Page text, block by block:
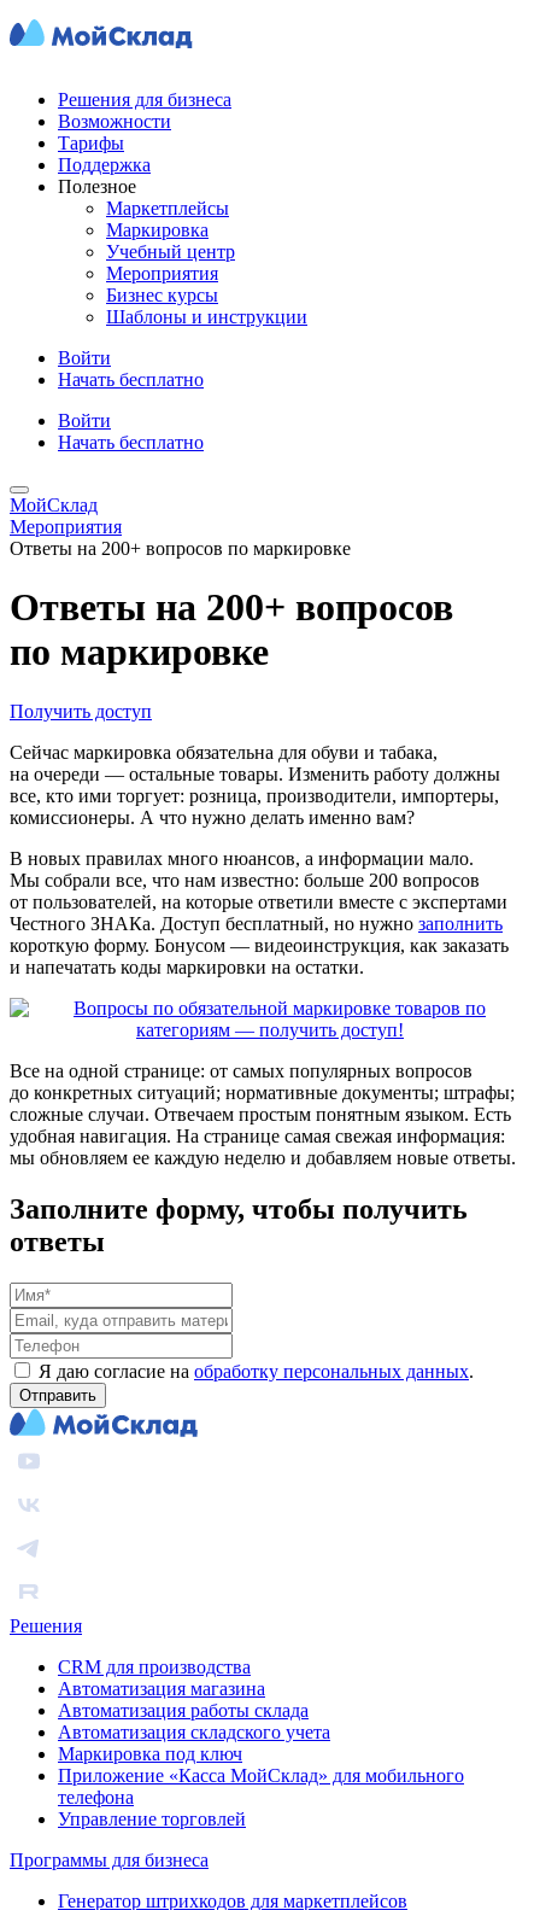
Решения для бизнеса
Возможности
Тарифы
Поддержка
Полезное
Маркетплейсы
Маркировка
Учебный центр
Мероприятия
Бизнес курсы
Шаблоны и инструкции
Войти
Начать бесплатно
Войти
Начать бесплатно
МойСклад
Мероприятия
Ответы на 200+ вопросов по маркировке
Ответы на 200+ вопросов
по маркировке
Получить доступ
Сейчас маркировка обязательна для обуви и табака,
на очереди — остальные товары. Изменить работу должны
все, кто ими торгует: розница, производители, импортеры,
комиссионеры. А что нужно делать именно вам?
В новых правилах много нюансов, а информации мало.
Мы собрали все, что нам известно: больше 200 вопросов
от пользователей, на которые ответили вместе с экспертами
Честного ЗНАКа. Доступ бесплатный, но нужно заполнить
короткую форму. Бонусом — видеоинструкция, как заказать
и напечатать коды маркировки на остатки.
Все на одной странице: от самых популярных вопросов
до конкретных ситуаций; нормативные документы; штрафы;
сложные случаи. Отвечаем простым понятным языком. Есть
удобная навигация. На странице самая свежая информация:
мы обновляем ее каждую неделю и добавляем новые ответы.
Заполните форму, чтобы получить
ответы
Я даю согласие на обработку персональных данных.
Отправить
Решения
CRM для производства
Автоматизация магазина
Автоматизация работы склада
Автоматизация складского учета
Маркировка под ключ
Приложение «Касса МойСклад» для мобильного
телефона
Управление торговлей
Программы для бизнеса
Генератор штрихкодов для маркетплейсов